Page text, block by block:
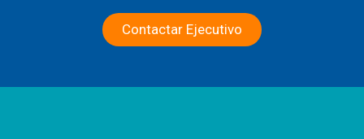
Contactar Ejecutivo